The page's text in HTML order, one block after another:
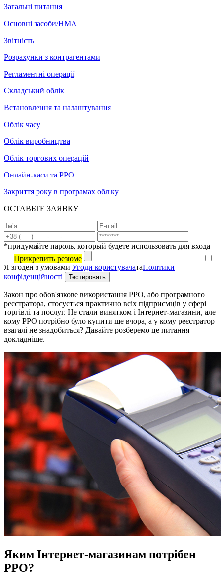
Загальні питання
Основні засоби/НМА
Звітність
Розрахунки з контрагентами
Регламентні операції
Складський облік
Встановлення та налаштування
Облік часу
Облік виробництва
Облік торгових операцій
Онлайн-каси та РРО
Закриття року в програмах обліку
ОСТАВЬТЕ ЗАЯВКУ
*придумайте пароль, который будете использовать для входа
Прикрепить резюме
Я згоден з умовами Угоди користувачатаПолітики
конфіденційності
Закон про обов'язкове використання РРО, або програмного
реєстратора, стосується практично всіх підприємців у сфері
торгівлі та послуг. Не стали винятком і Інтернет-магазини, але
кому РРО потрібно було купити ще вчора, а у кому реєстратор
взагалі не знадобиться? Давайте розберемо це питання
докладніше.
Яким Інтернет-магазинам потрібен
РРО?